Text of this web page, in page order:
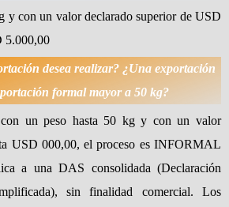
y con un valor declarado superior de USD
5.000,00
desea realizar? ¿Una exportación
formal mayor a 50 kg?
con un peso hasta 50 kg y con un valor
USD 000,00, el proceso es INFORMAL
a una DAS consolidada (Declaración
sin finalidad comercial. Los